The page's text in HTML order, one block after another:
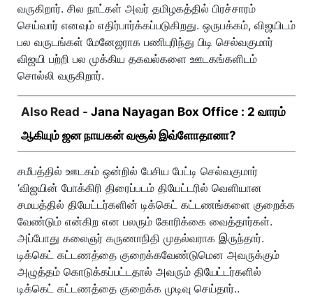
வருகிறார். சில நாட்கள் அவர் தமிழகத்தில் பிரச்சாரம்
செய்வார் எனவும் எதிர்பார்க்கப்படுகிறது. ஒருபக்கம், விஜயிடம்
பல வருடங்கள் மேனேஜராக பணிபுரிந்து பிடி செல்வகுமார்
விஜயி பற்றி பல முக்கிய தகவல்களை ஊடகங்களிடம்
சொல்லி வருகிறார்.
Also Read - Jana Nayagan Box Office : 2 வாரம்
ஆகியும் ஜன நாயகன் வசூல் இவ்ளோதானா?
சமீபத்தில் ஊடகம் ஒன்றில் பேசிய பேட்டி செல்வகுமார்
‘விஜயின் போக்கிரி திரைப்படம் தியேட்டரில் வெளியான
சமயத்தில் தியேட்டர்களின் டிக்கெட் கட்டணங்களை குறைக்க
வேண்டும் என்கிற என பலரும் கோரிக்கை வைத்தார்கள்.
அப்போது கலைஞர் கருணாநிதி முதல்வராக இருந்தார்.
டிக்கெட் கட்டணத்தை குறைக்கவேண்டுமென அவருக்கும்
அழுத்தம் கொடுக்கப்பட்டதால் அவரும் தியேட்டர்களில்
டிக்கெட் கட்டணத்தை குறைக்க முடிவு செய்தார்..